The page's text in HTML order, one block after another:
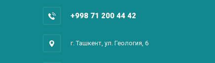
+998 71 200 44 42
г. Ташкент, ул. Геология, 6